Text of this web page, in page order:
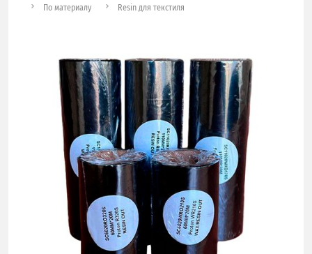
По материалу
Resin для текстиля